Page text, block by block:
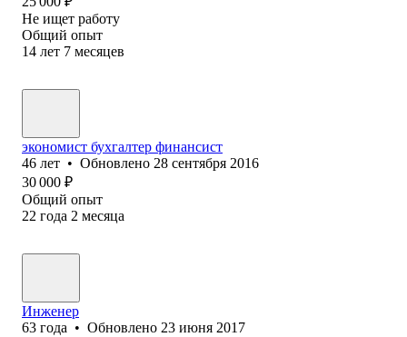
Не ищет работу
Общий опыт
14 лет 7 месяцев
экономист бухгалтер финансист
46 лет • Обновлено 28 сентября 2016
30 000 ₽
Общий опыт
22 года 2 месяца
Инженер
63 года • Обновлено 23 июня 2017